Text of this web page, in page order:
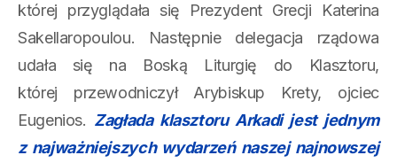
której przyglądała się Prezydent Grecji Katerina
Sakellaropoulou. Następnie delegacja rządowa
udała się na Boską Liturgię do Klasztoru,
której przewodniczył Arybiskup Krety, ojciec
Eugenios. Zagłada klasztoru Arkadi jest jednym
z najważniejszych wydarzeń naszej najnowszej